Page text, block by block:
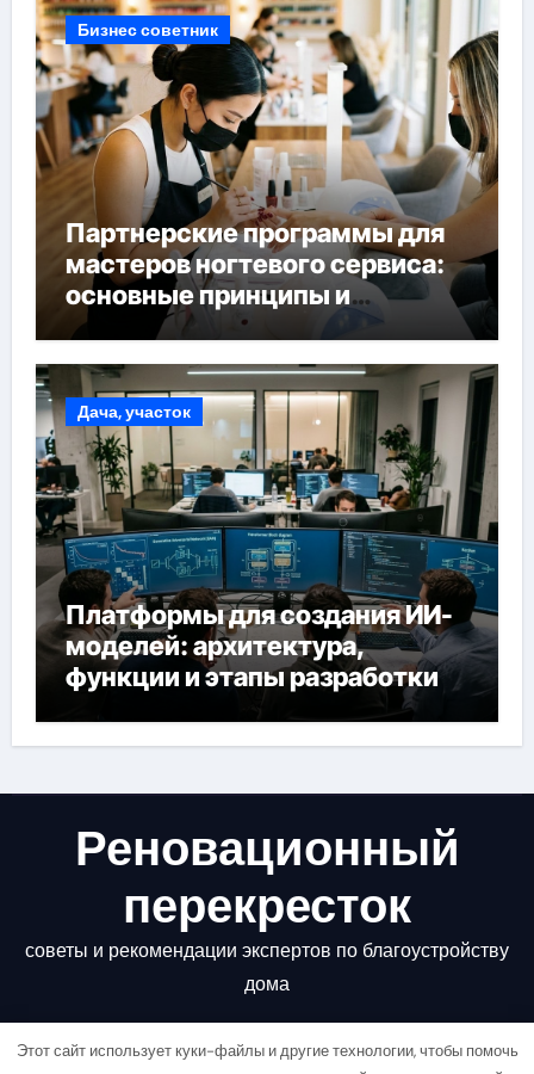
Бизнес советник
Партнерские программы для
мастеров ногтевого сервиса:
основные принципы и
форматы участия
Дача, участок
Платформы для создания ИИ-
моделей: архитектура,
функции и этапы разработки
Реновационный
перекресток
советы и рекомендации экспертов по благоустройству
дома
Этот сайт использует куки-файлы и другие технологии, чтобы помочь